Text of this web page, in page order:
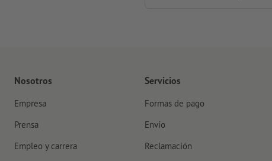
Nosotros
Empresa
Prensa
Empleo y carrera
Servicios
Formas de pago
Envío
Reclamación